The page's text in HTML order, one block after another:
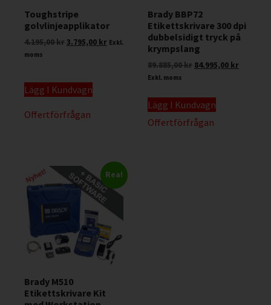
Toughstripe
golvlinjeapplikator
4.195,00kr3.795,00 kr Exkl.
moms
Lägg I Kundvagn
Offertförfrågan
Brady BBP72
Etikettskrivare 300 dpi
dubbelsidigt tryck på
krympslang
89.885,00kr 84.995,00 kr
Exkl. moms
Lägg I Kundvagn
Offertförfrågan
Rea!
Brady M510
Etikettskrivare Kit